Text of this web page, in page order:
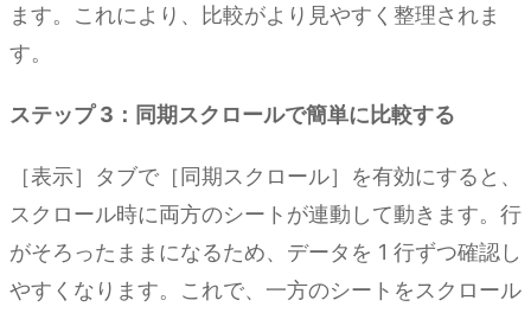
ます。これにより、比較がより見やすく整理されま
す。
ステップ 3：同期スクロールで簡単に比較する
［表示］タブで［同期スクロール］を有効にすると、
スクロール時に両方のシートが連動して動きます。行
がそろったままになるため、データを 1 行ずつ確認し
やすくなります。これで、一方のシートをスクロール